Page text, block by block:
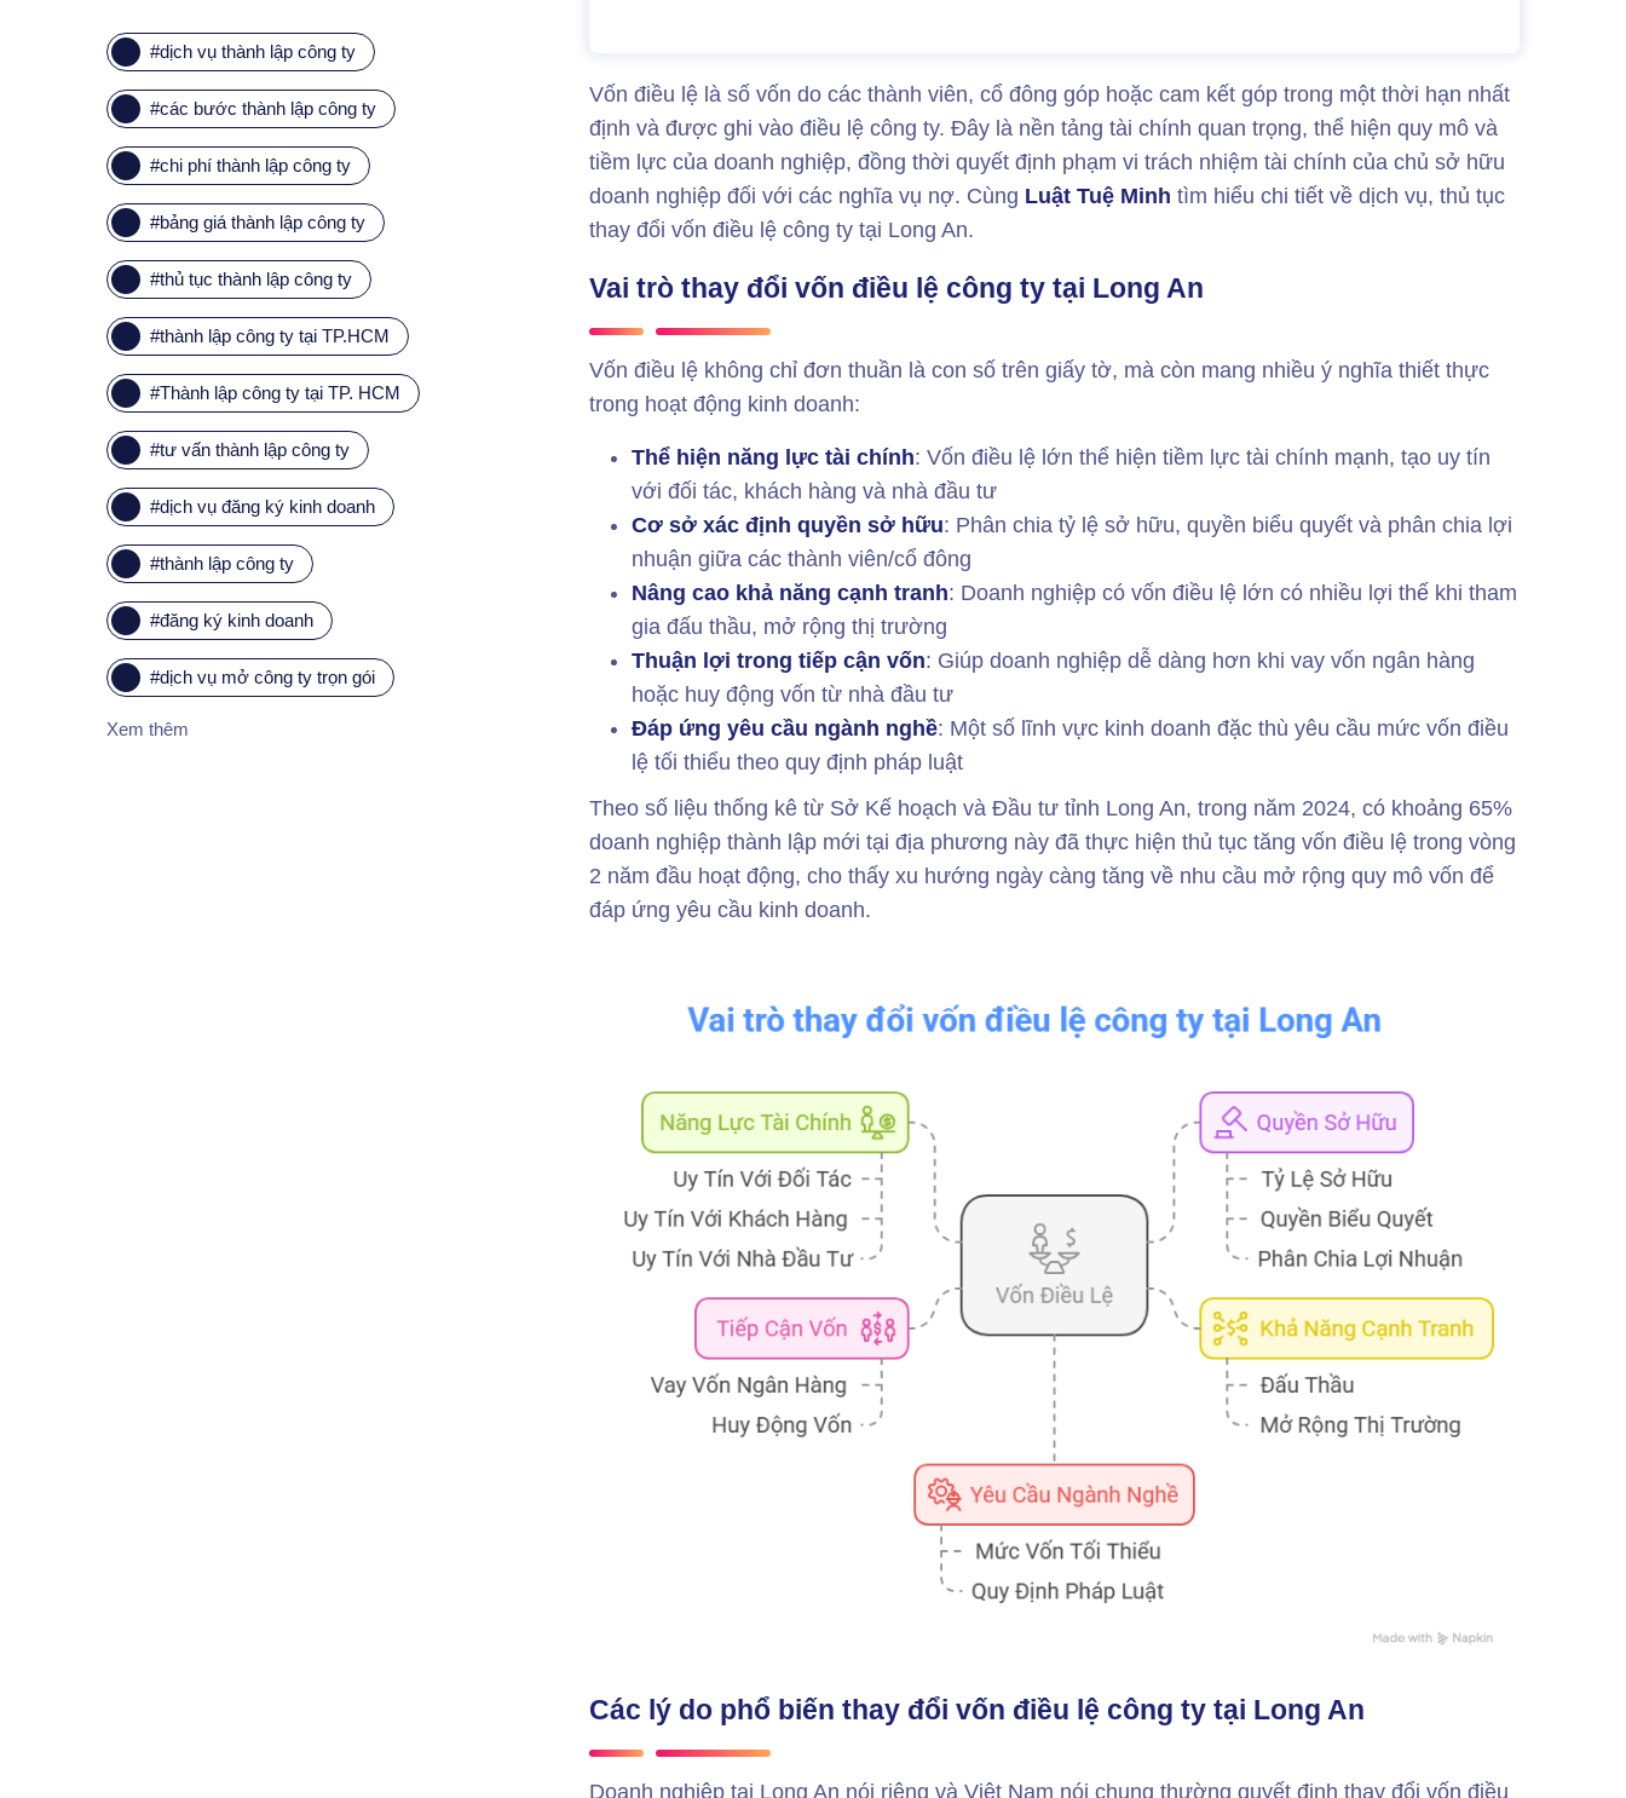
#dịch vụ thành lập công ty
#các bước thành lập công ty
#chi phí thành lập công ty
#bảng giá thành lập công ty
#thủ tục thành lập công ty
#thành lập công ty tại TP.HCM
#Thành lập công ty tại TP. HCM
#tư vấn thành lập công ty
#dịch vụ đăng ký kinh doanh
#thành lập công ty
#đăng ký kinh doanh
#dịch vụ mở công ty trọn gói
Xem thêm
Vốn điều lệ là số vốn do các thành viên, cổ đông góp hoặc cam kết góp trong một thời hạn nhất
định và được ghi vào điều lệ công ty. Đây là nền tảng tài chính quan trọng, thể hiện quy mô và
tiềm lực của doanh nghiệp, đồng thời quyết định phạm vi trách nhiệm tài chính của chủ sở hữu
doanh nghiệp đối với các nghĩa vụ nợ. Cùng Luật Tuệ Minh tìm hiểu chi tiết về dịch vụ, thủ tục
thay đổi vốn điều lệ công ty tại Long An.
Vai trò thay đổi vốn điều lệ công ty tại Long An
Vốn điều lệ không chỉ đơn thuần là con số trên giấy tờ, mà còn mang nhiều ý nghĩa thiết thực
trong hoạt động kinh doanh:
Thể hiện năng lực tài chính: Vốn điều lệ lớn thể hiện tiềm lực tài chính mạnh, tạo uy tín
với đối tác, khách hàng và nhà đầu tư
Cơ sở xác định quyền sở hữu: Phân chia tỷ lệ sở hữu, quyền biểu quyết và phân chia lợi
nhuận giữa các thành viên/cổ đông
Nâng cao khả năng cạnh tranh: Doanh nghiệp có vốn điều lệ lớn có nhiều lợi thế khi tham
gia đấu thầu, mở rộng thị trường
Thuận lợi trong tiếp cận vốn: Giúp doanh nghiệp dễ dàng hơn khi vay vốn ngân hàng
hoặc huy động vốn từ nhà đầu tư
Đáp ứng yêu cầu ngành nghề: Một số lĩnh vực kinh doanh đặc thù yêu cầu mức vốn điều
lệ tối thiểu theo quy định pháp luật
Theo số liệu thống kê từ Sở Kế hoạch và Đầu tư tỉnh Long An, trong năm 2024, có khoảng 65%
doanh nghiệp thành lập mới tại địa phương này đã thực hiện thủ tục tăng vốn điều lệ trong vòng
2 năm đầu hoạt động, cho thấy xu hướng ngày càng tăng về nhu cầu mở rộng quy mô vốn để
đáp ứng yêu cầu kinh doanh.
Các lý do phổ biến thay đổi vốn điều lệ công ty tại Long An
Doanh nghiệp tại Long An nói riêng và Việt Nam nói chung thường quyết định thay đổi vốn điều